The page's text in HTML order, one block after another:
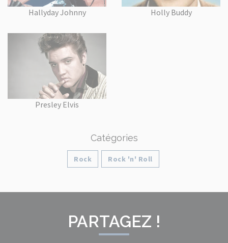
Hallyday Johnny Holly Buddy
Presley Elvis
Catégories
Rock Rock 'n' Roll
PARTAGEZ !